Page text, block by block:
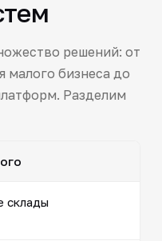
решений: от
малого бизнеса до
Разделим
склады